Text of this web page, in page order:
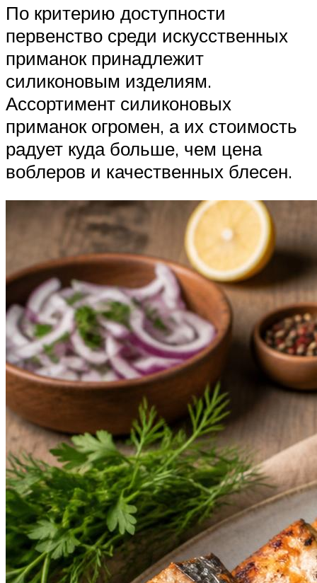
По критерию доступности
первенство среди искусственных
приманок принадлежит
силиконовым изделиям.
Ассортимент силиконовых
приманок огромен, а их стоимость
радует куда больше, чем цена
воблеров и качественных блесен.